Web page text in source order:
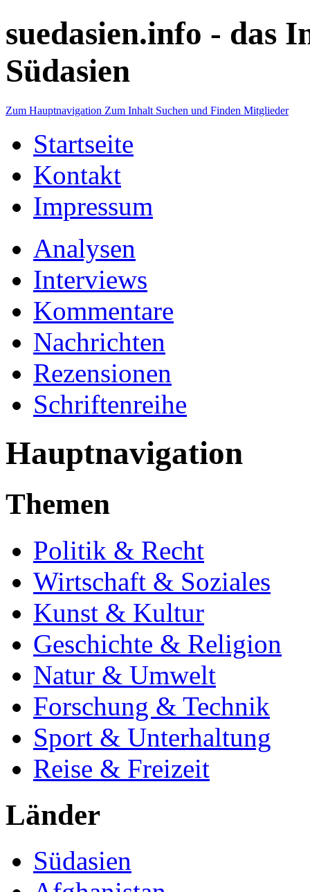
suedasien.info - das
Südasien
Zum Hauptnavigation Zum Inhalt Suchen und Finden Mitglieder
Startseite
Kontakt
Impressum
Analysen
Interviews
Kommentare
Nachrichten
Rezensionen
Schriftenreihe
Hauptnavigation
Themen
Politik & Recht
Wirtschaft & Soziales
Kunst & Kultur
Geschichte & Religion
Natur & Umwelt
Forschung & Technik
Sport & Unterhaltung
Reise & Freizeit
Länder
Südasien